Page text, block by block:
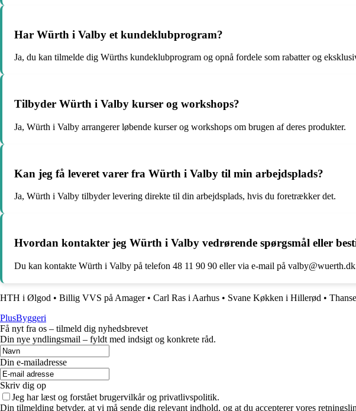
Har Würth i Valby et kundeklubprogram?
Ja, du kan tilmelde dig Würths kundeklubprogram og opnå fordele som rabatter og
Tilbyder Würth i Valby kurser og workshops?
Ja, Würth i Valby arrangerer løbende kurser og workshops om brugen af deres produkter.
Kan jeg få leveret varer fra Würth i Valby til min arbejdsplads?
Ja, Würth i Valby tilbyder levering direkte til din arbejdsplads, hvis du foretrækker det.
Hvordan kontakter jeg Würth i Valby vedrørende spørgsmål eller
Du kan kontakte Würth i Valby på telefon 48 11 90 90 eller via e-mail på
HTH i Ølgod • Billig VVS på Amager• Carl Ras i Aarhus • Svane Køkken i Hillerød •
PlusByggeri
Få nyt fra os – tilmeld dig nyhedsbrevet
Din nye yndlingsmail – fyldt med indsigt og konkrete råd.
Din e-mailadresse
Skriv dig op
Jeg har læst og forstået brugervilkår og privatlivspolitik.
Din tilmelding betyder, at vi må sende dig relevant indhold, og at du accepterer vores